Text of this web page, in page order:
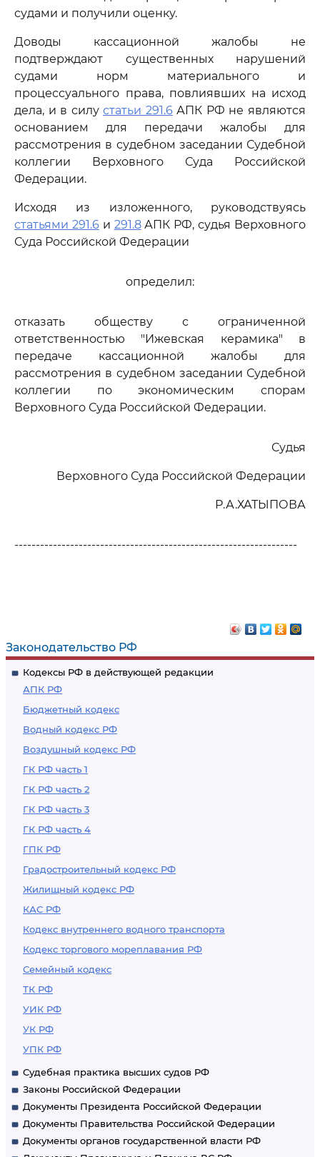
Законодательство РФ
Кодексы РФ в действующей редакции
АПК РФ
Бюджетный кодекс
Водный кодекс РФ
Воздушный кодекс РФ
ГК РФ часть 1
ГК РФ часть 2
ГК РФ часть 3
ГК РФ часть 4
ГПК РФ
Градостроительный кодекс РФ
Жилищный кодекс РФ
КАС РФ
Кодекс внутреннего водного транспорта
Кодекс торгового мореплавания РФ
Семейный кодекс
ТК РФ
УИК РФ
УК РФ
УПК РФ
Судебная практика высших судов РФ
Законы Российской Федерации
Документы Президента Российской Федерации
Документы Правительства Российской Федерации
Документы органов государственной власти РФ
судами и получили оценку.
Доводы кассационной жалобы не
подтверждают существенных нарушений
судами норм материального и
процессуального права, повлиявших на исход
дела, и в силустатьи 291.6АПК РФ не являются
основанием для передачи жалобы для
рассмотрения в судебном заседании Судебной
коллегии Верховного Суда Российской
Федерации.
Исходя из изложенного, руководствуясь
статьями 291.6и 291.8АПК РФ, судья Верховного
Суда Российской Федерации
определил:
отказать обществу с ограниченной
ответственностью "Ижевская керамика" в
передаче кассационной жалобы для
рассмотрения в судебном заседании Судебной
коллегии по экономическим спорам
Верховного Суда Российской Федерации.
Судья
Верховного Суда Российской Федерации
Р.А.ХАТЫПОВА
------------------------------------------------------------------